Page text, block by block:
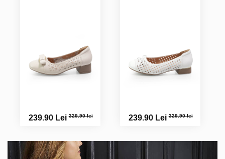
239.90 Lei329.90 lei 239.90 Lei329.90 lei